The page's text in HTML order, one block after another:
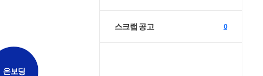
온보딩
스크랩 공고 0